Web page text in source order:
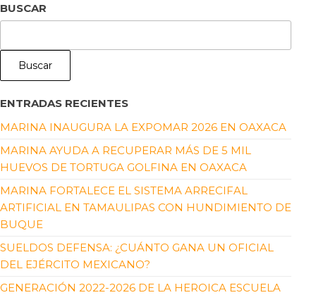
BUSCAR
Buscar
ENTRADAS RECIENTES
MARINA INAUGURA LA EXPOMAR 2026 EN OAXACA
MARINA AYUDA A RECUPERAR MÁS DE 5 MIL
HUEVOS DE TORTUGA GOLFINA EN OAXACA
MARINA FORTALECE EL SISTEMA ARRECIFAL
ARTIFICIAL EN TAMAULIPAS CON HUNDIMIENTO DE
BUQUE
SUELDOS DEFENSA: ¿CUÁNTO GANA UN OFICIAL
DEL EJÉRCITO MEXICANO?
GENERACIÓN 2022-2026 DE LA HEROICA ESCUELA